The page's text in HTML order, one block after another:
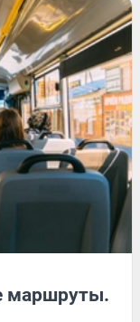
маршруты.